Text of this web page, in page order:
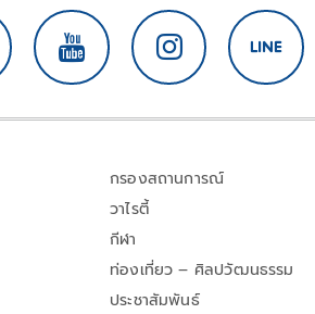
กรองสถานการณ์
วาไรตี้
กีฬา
ท่องเที่ยว – ศิลปวัฒนธรรม
ประชาสัมพันธ์